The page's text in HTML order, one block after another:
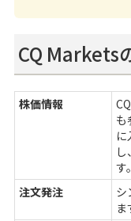
CQ Markets
株価情報
も
す。
注文発注
シ
ま